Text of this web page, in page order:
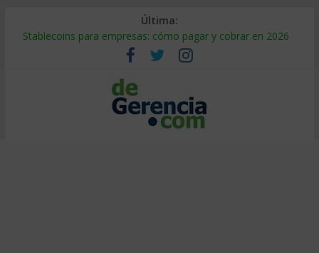
Última:
Stablecoins para empresas: cómo pagar y cobrar en 2026
Despido silencioso: qué es y por qué sale tan caro
IA en selección de personal: cómo auditarla a tiempo
Trabajo forzoso en la cadena de suministro: qué hacer
Mercado hispano de EE. UU.: cómo segmentarlo y venderle